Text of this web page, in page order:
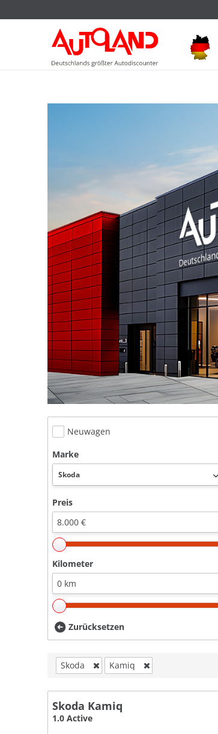
Neuwagen
Marke
Preis
Kilometer
Zurücksetzen
Skoda Kamiq
Skoda Kamiq
1.0 Active